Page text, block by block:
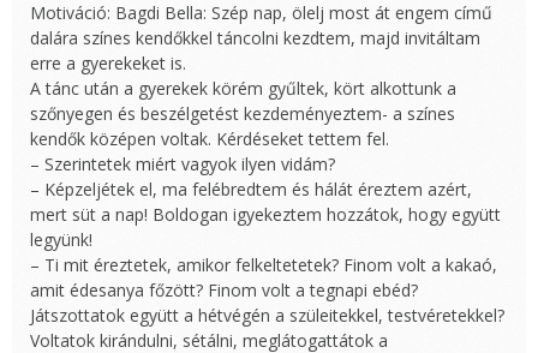
Motiváció: Bagdi Bella: Szép nap, ölelj most át engem című
dalára színes kendőkkel táncolni kezdtem, majd invitáltam
erre a gyerekeket is.
A tánc után a gyerekek körém gyűltek, kört alkottunk a
szőnyegen és beszélgetést kezdeményeztem- a színes
kendők középen voltak. Kérdéseket tettem fel.
– Szerintetek miért vagyok ilyen vidám?
– Képzeljétek el, ma felébredtem és hálát éreztem azért,
mert süt a nap! Boldogan igyekeztem hozzátok, hogy együtt
legyünk!
– Ti mit éreztetek, amikor felkeltetetek? Finom volt a kakaó,
amit édesanya főzött? Finom volt a tegnapi ebéd?
Játszottatok együtt a hétvégén a szüleitekkel, testvéretekkel?
Voltatok kirándulni, sétálni, meglátogattátok a